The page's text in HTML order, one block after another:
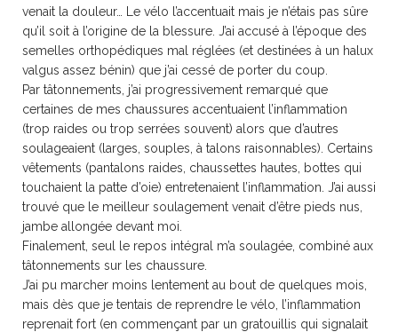
venait la douleur… Le vélo l’accentuait mais je n’étais pas sûre
qu’il soit à l’origine de la blessure. J’ai accusé à l’époque des
semelles orthopédiques mal réglées (et destinées à un halux
valgus assez bénin) que j’ai cessé de porter du coup.
Par tâtonnements, j’ai progressivement remarqué que
certaines de mes chaussures accentuaient l’inflammation
(trop raides ou trop serrées souvent) alors que d’autres
soulageaient (larges, souples, à talons raisonnables). Certains
vêtements (pantalons raides, chaussettes hautes, bottes qui
touchaient la patte d’oie) entretenaient l’inflammation. J’ai aussi
trouvé que le meilleur soulagement venait d’être pieds nus,
jambe allongée devant moi.
Finalement, seul le repos intégral m’a soulagée, combiné aux
tâtonnements sur les chaussure.
J’ai pu marcher moins lentement au bout de quelques mois,
mais dès que je tentais de reprendre le vélo, l’inflammation
reprenait fort (en commençant par un gratouillis qui signalait